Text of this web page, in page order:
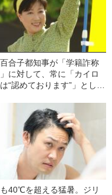
合子都知事が「学籍詐称
に対して、常に「カイロ
“認めております”」としか
40℃を超える猛暑。ジリ